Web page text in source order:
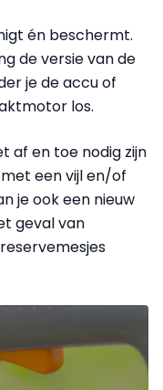
én beschermt.
de versie van de
je de accu of
los.
af en toe nodig zijn
een vijl en/of
je ook een nieuw
geval van